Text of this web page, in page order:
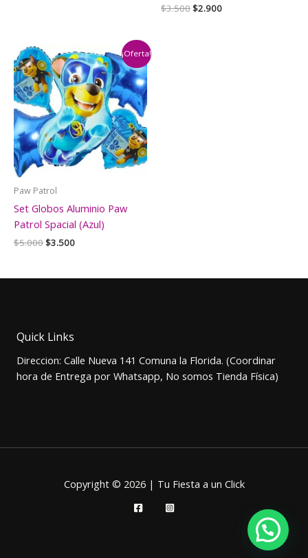
$3.500El
$2.900El
¡Oferta!
Paw Patrol
Set Globos Aluminio Paw
Patrol Spacial (Azul)
$5.000El
era:
$3.500El
es:
Quick Links
Direccion: Calle Nueva 141 Comuna la Florida. (Coordinar
hora de Entrega por Whatsapp, No somos Tienda Física)
Copyright © 2026 | Tu Fiesta a un Click